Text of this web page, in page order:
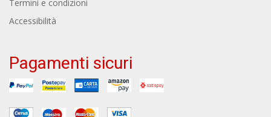
Termini e condizioni
Accessibilità
Pagamenti sicuri